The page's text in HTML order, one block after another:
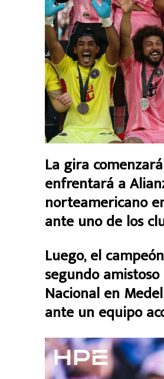
La gira
enfrentará a
norteamericano
ante uno de los
Luego, el
segundo
Nacional en
ante un equipo